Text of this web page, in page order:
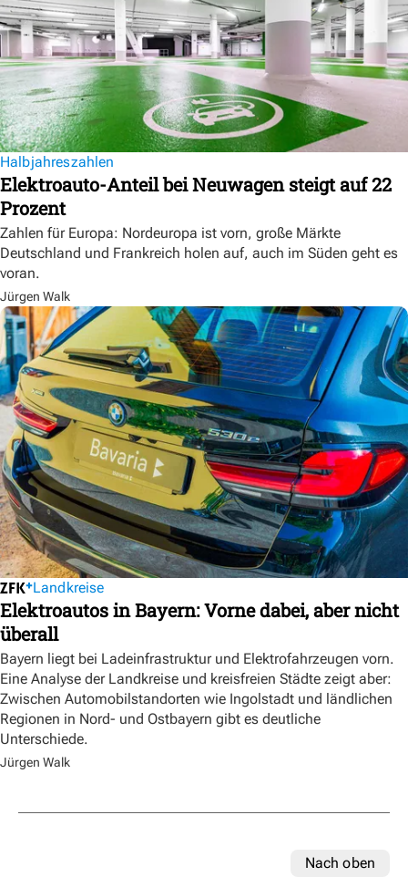
Halbjahreszahlen
Elektroauto-Anteil bei Neuwagen steigt auf 22
Prozent
Zahlen für Europa: Nordeuropa ist vorn, große Märkte
Deutschland und Frankreich holen auf, auch im Süden geht es
voran.
Jürgen Walk
Landkreise
Elektroautos in Bayern: Vorne dabei, aber nicht
überall
Bayern liegt bei Ladeinfrastruktur und Elektrofahrzeugen vorn.
Eine Analyse der Landkreise und kreisfreien Städte zeigt aber:
Zwischen Automobilstandorten wie Ingolstadt und ländlichen
Regionen in Nord- und Ostbayern gibt es deutliche
Unterschiede.
Jürgen Walk
Nach oben